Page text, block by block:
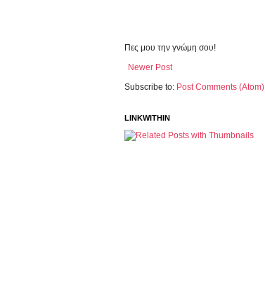
Πες μου την γνώμη σου!
Newer Post
Subscribe to: Post Comments (Atom)
LINKWITHIN